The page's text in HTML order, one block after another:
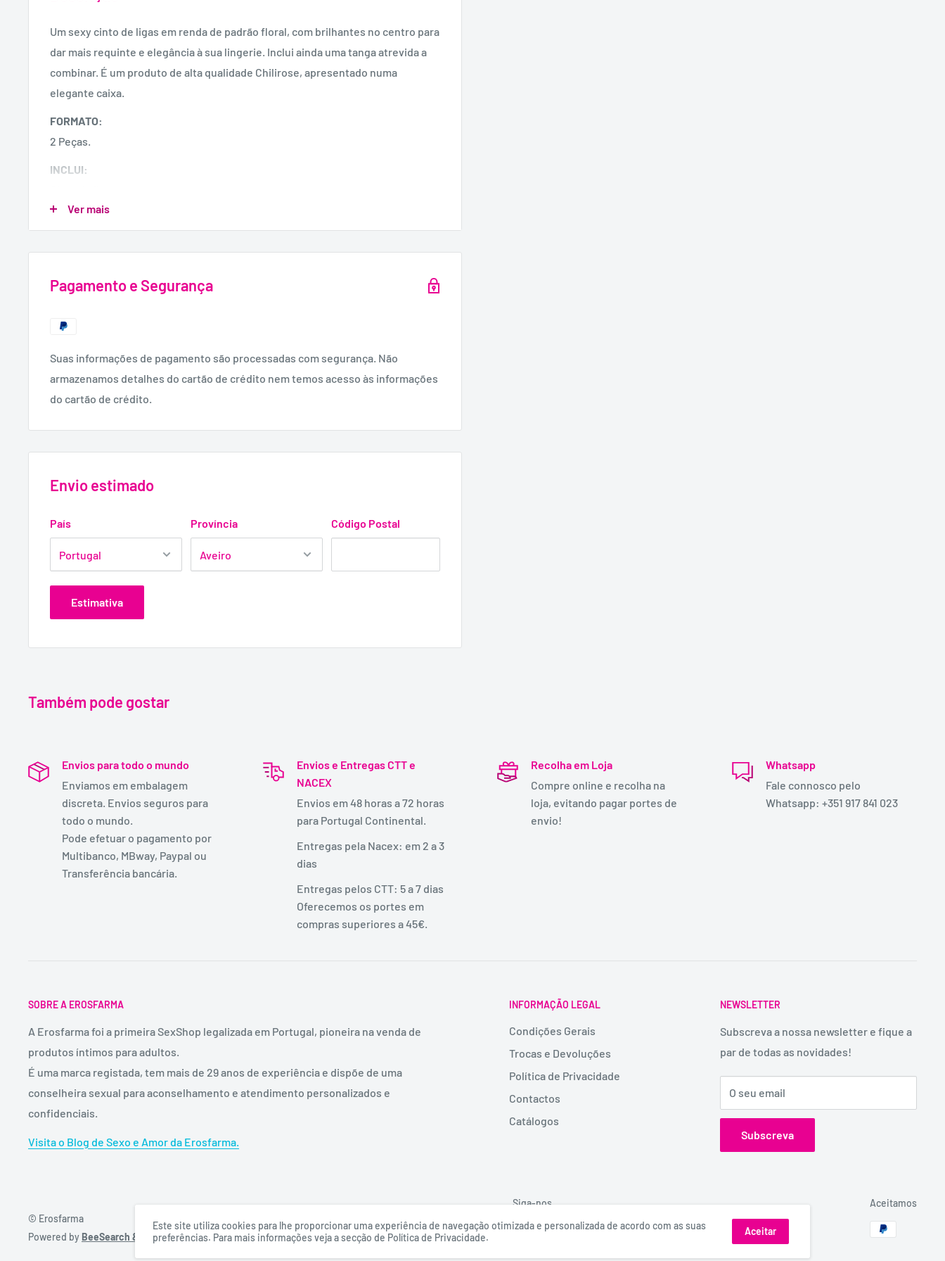
Um sexy cinto de ligas em renda de padrão floral, com brilhantes no centro para
dar mais requinte e elegância à sua lingerie. Inclui ainda uma tanga atrevida a
combinar. É um produto de alta qualidade Chilirose, apresentado numa
elegante caixa.
FORMATO:
2 Peças.
INCLUI:
Ver mais
Pagamento e Segurança
Suas informações de pagamento são processadas com segurança. Não
armazenamos detalhes do cartão de crédito nem temos acesso às informações
do cartão de crédito.
Envio estimado
País Província Código Postal
Estimativa
Também pode gostar
Envios para todo o mundo
Enviamos em embalagem
discreta. Envios seguros para
todo o mundo.
Pode efetuar o pagamento por
Multibanco, MBway, Paypal ou
Transferência bancária.
Envios e Entregas CTT e
NACEX
Envios em 48 horas a 72 horas
para Portugal Continental.
Entregas pela Nacex: em 2 a 3
dias
Entregas pelos CTT: 5 a 7 dias
Oferecemos os portes em
compras superiores a 45€.
Recolha em Loja
Compre online e recolha na
loja, evitando pagar portes de
envio!
Whatsapp
Fale connosco pelo
Whatsapp: +351 917 841 023
SOBRE A EROSFARMA
A Erosfarma foi a primeira SexShop legalizada em Portugal, pioneira na venda de
produtos íntimos para adultos.
É uma marca registada, tem mais de 29 anos de experiência e dispõe de uma
conselheira sexual para aconselhamento e atendimento personalizados e
confidenciais.
Visita o Blog de Sexo e Amor da Erosfarma.
INFORMAÇÃO LEGAL
Condições Gerais
Trocas e Devoluções
Política de Privacidade
Contactos
Catálogos
NEWSLETTER
Subscreva a nossa newsletter e fique a
par de todas as novidades!
O seu email
Subscreva
© Erosfarma
Powered by BeeSearch & DigitalFullBox
Siga-nos
Aceitamos
Este site utiliza cookies para lhe proporcionar uma experiência de navegação otimizada e personalizada de acordo com as suas
preferências. Para mais informações veja a secção de Política de Privacidade.
Aceitar